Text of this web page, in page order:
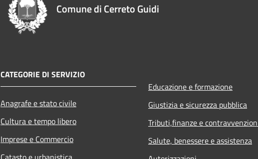
Comune di Cerreto Guidi
CATEGORIE DI SERVIZIO
Anagrafe e stato civile
Cultura e tempo libero
Imprese e Commercio
Educazione e formazione
Giustizia e sicurezza pubblica
Tributi,finanze e
Salute, benessere e assistenza